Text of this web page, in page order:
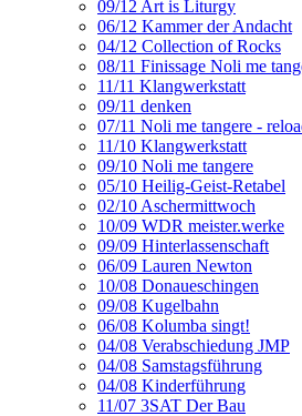
09/12 Art is Liturgy
06/12 Kammer der Andacht
04/12 Collection of Rocks
08/11 Finissage Noli me
11/11 Klangwerkstatt
09/11 denken
07/11 Noli me tangere -
11/10 Klangwerkstatt
09/10 Noli me tangere
05/10 Heilig-Geist-Retabel
02/10 Aschermittwoch
10/09 WDR meister.werke
09/09 Hinterlassenschaft
06/09 Lauren Newton
10/08 Donaueschingen
09/08 Kugelbahn
06/08 Kolumba singt!
04/08 Verabschiedung JMP
04/08 Samstagsführung
04/08 Kinderführung
11/07 3SAT Der Bau